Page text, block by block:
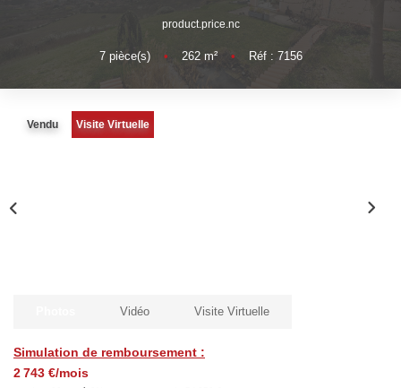
VENDRE
Estimer Mon Bien
Vendre Avec Okey
Combien D’acquéreurs Potentiels Pour Mon Bien ?
product.price.nc
7pièce(s) • 262m² • Réf : 7156
Vendu Visite Virtuelle
Simulation de remboursement :
2 743 €/mois
Vidéo Visite Virtuelle